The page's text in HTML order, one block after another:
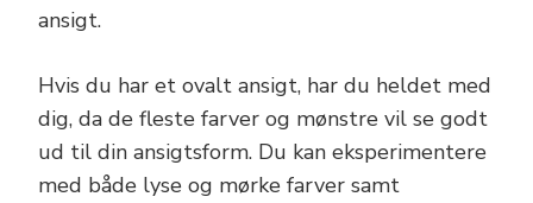
ansigt.
Hvis du har et ovalt ansigt, har du heldet med
dig, da de fleste farver og mønstre vil se godt
ud til din ansigtsform. Du kan eksperimentere
med både lyse og mørke farver samt